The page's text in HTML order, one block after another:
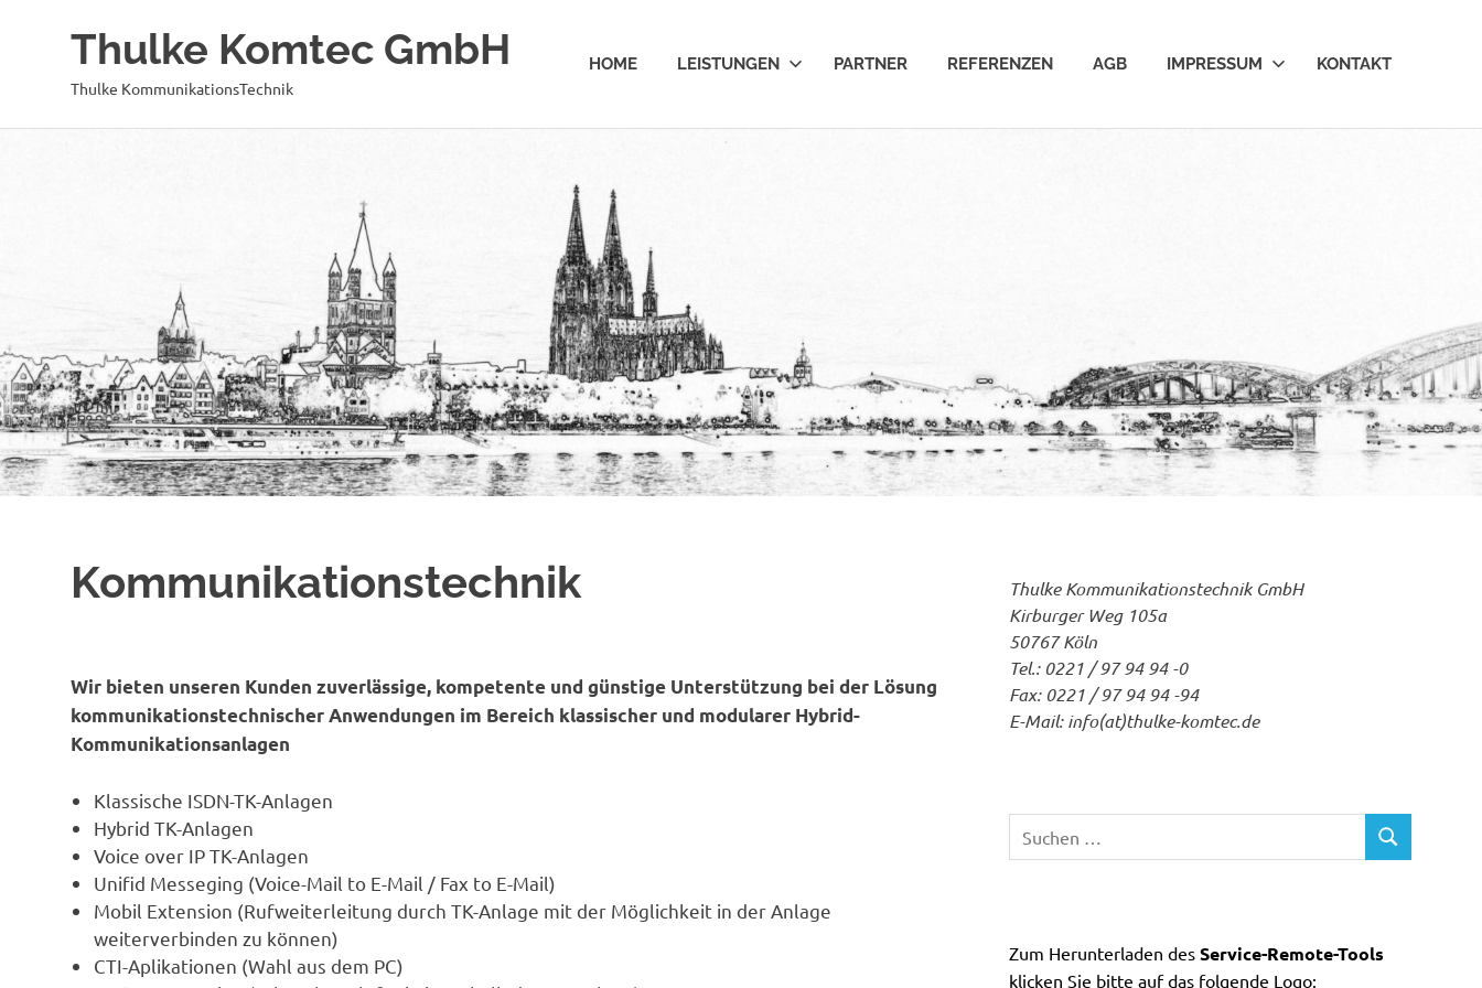
Thulke Komtec GmbH
Thulke KommunikationsTechnik
HOME LEISTUNGEN PARTNER REFERENZEN AGB IMPRESSUM KONTAKT
Kommunikationstechnik
Wir bieten unseren Kunden zuverlässige, kompetente und günstige Unterstützung bei der Lösung
kommunikationstechnischer Anwendungen im Bereich klassischer und modularer Hybrid-
Kommunikationsanlagen
Klassische ISDN-TK-Anlagen
Hybrid TK-Anlagen
Voice over IP TK-Anlagen
Unifid Messeging (Voice-Mail to E-Mail / Fax to E-Mail)
Mobil Extension (Rufweiterleitung durch TK-Anlage mit der Möglichkeit in der Anlage
weiterverbinden zu können)
CTI-Aplikationen (Wahl aus dem PC)
Thulke Kommunikationstechnik GmbH
Kirburger Weg 105a
50767 Köln
Tel.: 0221 / 97 94 94 -0
Fax: 0221 / 97 94 94 -94
E-Mail: info(at)thulke-komtec.de
nach:
SUCHEN
Zum Herunterladen desService-Remote-Tools
klicken Sie bitte auf das folgende Logo: